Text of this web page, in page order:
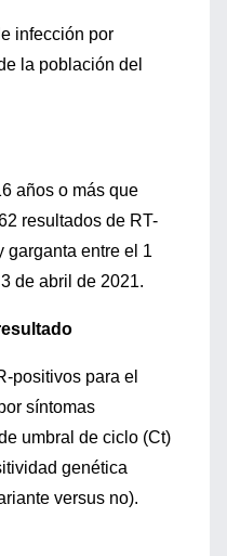
infección por
la población del
años o más que
resultados de RT-
garganta entre el 1
de abril de 2021.
positivos para el
síntomas
umbral de ciclo (Ct)
genética
versus no).